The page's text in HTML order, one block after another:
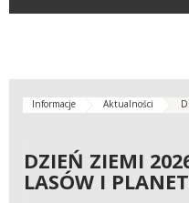
Informacje Aktualności
DZIEŃ ZIEMI
LASÓW I